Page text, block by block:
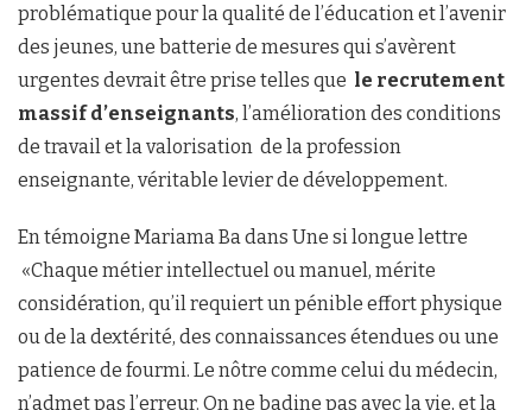
problématique pour la qualité de l’éducation et l’avenir
des jeunes, une batterie de mesures qui s’avèrent
urgentes devrait être prise telles que le recrutement
massif d’enseignants, l’amélioration des conditions
de travail et la valorisation de la profession
enseignante, véritable levier de développement.
En témoigne Mariama Ba dans Une si longue lettre
«Chaque métier intellectuel ou manuel, mérite
considération, qu’il requiert un pénible effort physique
ou de la dextérité, des connaissances étendues ou une
patience de fourmi. Le nôtre comme celui du médecin,
n’admet pas l’erreur. On ne badine pas avec la vie, et la